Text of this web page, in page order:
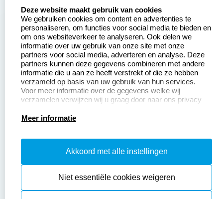
Aanvraag op maat
Betaling &
Verzending
Wederverkoper
worden
Sale
Contact opnemen
Veel gestelde vragen
Retourneren
Herroepingsrecht
Productinformatie:
Instructiepagina
Safety Sheets
Sitemap
Deze website maakt gebruik van cookies
We gebruiken cookies om content en advertenties te
personaliseren, om functies voor social media te bieden en
om ons websiteverkeer te analyseren. Ook delen we
informatie over uw gebruik van onze site met onze
partners voor social media, adverteren en analyse. Deze
partners kunnen deze gegevens combineren met andere
informatie die u aan ze heeft verstrekt of die ze hebben
verzameld op basis van uw gebruik van hun services.
Voor meer informatie over de gegevens welke wij
verzamelen verwijzen wij u graag door naar ons privacy
Meer informatie
Akkoord met alle instellingen
Niet essentiële cookies weigeren